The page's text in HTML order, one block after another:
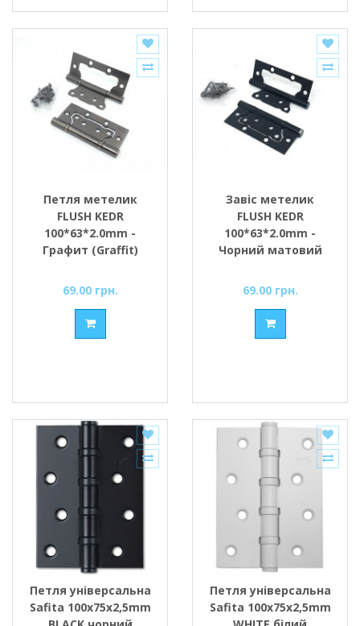
Петля метелик
FLUSH KEDR
100*63*2.0mm -
Графит (Graffit)
69.00 грн.
Завіс метелик
FLUSH KEDR
100*63*2.0mm -
Чорний матовий
69.00 грн.
Петля універсальна
Safita 100х75х2,5mm
Петля універсальна
Safita 100х75х2,5mm